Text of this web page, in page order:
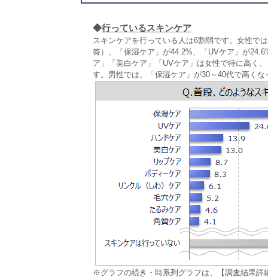
◆行っているスキンケア
スキンケアを行っている人は6割弱です。女性で
答）、「保湿ケア」が44.2%、「UVケア」が
ア」「美白ケア」「UVケア」は女性で特に高く
す。男性では、「保湿ケア」が30～40代で高くな
※グラフの続き・時系列グラフは、【調査結果詳